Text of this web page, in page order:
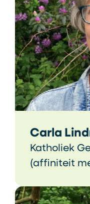
Carla
Katholiek
(affiniteit